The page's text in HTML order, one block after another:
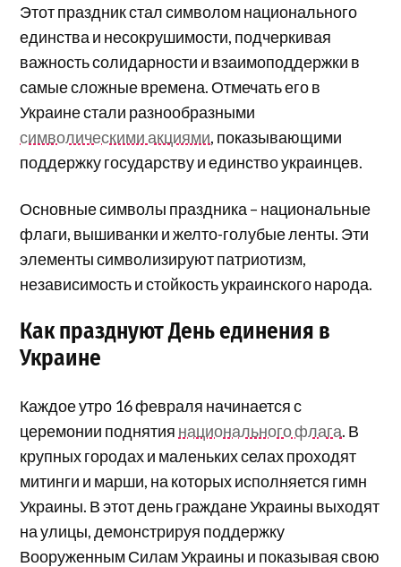
Этот праздник стал символом национального
единства и несокрушимости, подчеркивая
важность солидарности и взаимоподдержки в
самые сложные времена. Отмечать его в
Украине стали разнообразными
символическими акциями, показывающими
поддержку государству и единство украинцев.
Основные символы праздника – национальные
флаги, вышиванки и желто-голубые ленты. Эти
элементы символизируют патриотизм,
независимость и стойкость украинского народа.
Как празднуют День единения в
Украине
Каждое утро 16 февраля начинается с
церемонии поднятия национального флага. В
крупных городах и маленьких селах проходят
митинги и марши, на которых исполняется гимн
Украины. В этот день граждане Украины выходят
на улицы, демонстрируя поддержку
Вооруженным Силам Украины и показывая свою